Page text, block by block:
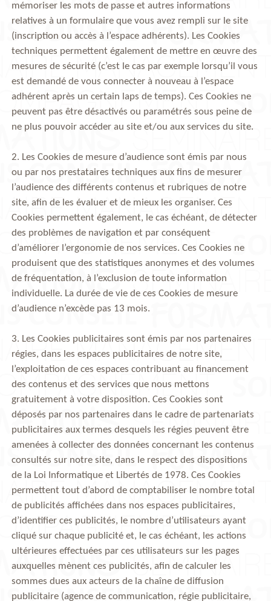
mémoriser les mots de passe et autres informations
relatives à un formulaire que vous avez rempli sur le site
(inscription ou accès à l’espace adhérents). Les Cookies
techniques permettent également de mettre en œuvre des
mesures de sécurité (c’est le cas par exemple lorsqu’il vous
est demandé de vous connecter à nouveau à l’espace
adhérent après un certain laps de temps). Ces Cookies ne
peuvent pas être désactivés ou paramétrés sous peine de
ne plus pouvoir accéder au site et/ou aux services du site.
2. Les Cookies de mesure d’audience sont émis par nous
ou par nos prestataires techniques aux fins de mesurer
l’audience des différents contenus et rubriques de notre
site, afin de les évaluer et de mieux les organiser. Ces
Cookies permettent également, le cas échéant, de détecter
des problèmes de navigation et par conséquent
d’améliorer l’ergonomie de nos services. Ces Cookies ne
produisent que des statistiques anonymes et des volumes
de fréquentation, à l’exclusion de toute information
individuelle. La durée de vie de ces Cookies de mesure
d’audience n’excède pas 13 mois.
3. Les Cookies publicitaires sont émis par nos partenaires
régies, dans les espaces publicitaires de notre site,
l’exploitation de ces espaces contribuant au financement
des contenus et des services que nous mettons
gratuitement à votre disposition. Ces Cookies sont
déposés par nos partenaires dans le cadre de partenariats
publicitaires aux termes desquels les régies peuvent être
amenées à collecter des données concernant les contenus
consultés sur notre site, dans le respect des dispositions
de la Loi Informatique et Libertés de 1978. Ces Cookies
permettent tout d’abord de comptabiliser le nombre total
de publicités affichées dans nos espaces publicitaires,
d’identifier ces publicités, le nombre d’utilisateurs ayant
cliqué sur chaque publicité et, le cas échéant, les actions
ultérieures effectuées par ces utilisateurs sur les pages
auxquelles mènent ces publicités, afin de calculer les
sommes dues aux acteurs de la chaîne de diffusion
publicitaire (agence de communication, régie publicitaire,